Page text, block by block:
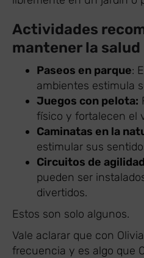
Actividades
mantener la salud
Paseos en parque:
ambientes estimula
Juegos con pelota:
físico y fortalecen el
Caminatas en la
estimular sus
Circuitos de agilidad
pueden ser
divertidos.
Estos son solo algunos.
Vale aclarar que con
frecuencia y es algo que